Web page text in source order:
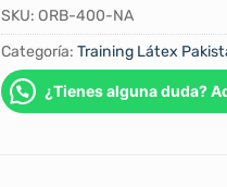
SKU: ORB-400-NA
Categoría: Training Látex
¿Tienes alguna duda?